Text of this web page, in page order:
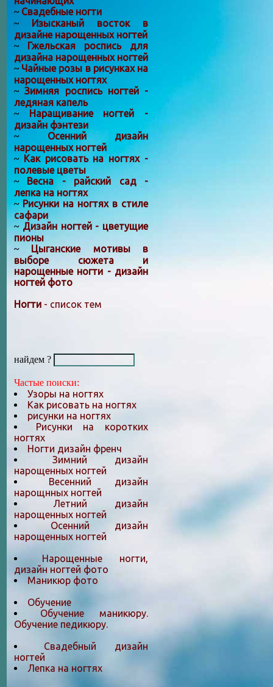
~ Свадебные ногти
~ Изысканый восток в
дизайне нарощенных ногтей
~ Гжельская роспись для
дизайна нарощенных ногтей
~ Чайные розы в рисунках на
нарощенных ногтях
~Зимняя роспись ногтей -
ледяная капель
~ Наращивание ногтей -
дизайн фэнтези
~ Осенний дизайн
нарощенных ногтей
~ Как рисовать на ногтях -
полевые цветы
~ Весна - райский сад -
лепка на ногтях
~Рисунки на ногтях в стиле
сафари
~ Дизайн ногтей - цветущие
пионы
~ Цыганские мотивы в
выборе сюжета и
нарощенные ногти - дизайн
ногтей фото
Ногти - список тем
найдем ?
Частые поиски:
Узоры на ногтях
Как рисовать на ногтях
рисунки на ногтях
Рисунки на коротких
ногтях
Ногти дизайн френч
Зимний дизайн
нарощенных ногтей
Весенний дизайн
нарощнных ногтей
Летний дизайн
нарощенных ногтей
Осенний дизайн
нарощенных ногтей
Нарощенные ногти,
дизайн ногтей фото
Маникюр фото
Обучение
Обучение маникюру.
Обучение педикюру.
Свадебный дизайн
ногтей
Лепка на ногтяx